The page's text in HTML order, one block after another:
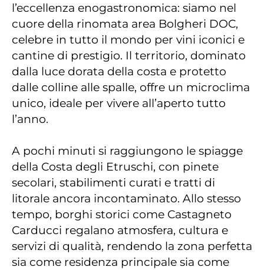
l’eccellenza enogastronomica: siamo nel
cuore della rinomata area Bolgheri DOC,
celebre in tutto il mondo per vini iconici e
cantine di prestigio. Il territorio, dominato
dalla luce dorata della costa e protetto
dalle colline alle spalle, offre un microclima
unico, ideale per vivere all’aperto tutto
l’anno.
A pochi minuti si raggiungono le spiagge
della Costa degli Etruschi, con pinete
secolari, stabilimenti curati e tratti di
litorale ancora incontaminato. Allo stesso
tempo, borghi storici come Castagneto
Carducci regalano atmosfera, cultura e
servizi di qualità, rendendo la zona perfetta
sia come residenza principale sia come